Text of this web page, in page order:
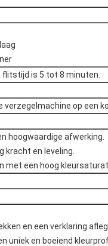
flitstijd is 5 tot 8 minuten.
verzegelmachine op een
hoogwaardige afwerking.
kracht en leveling.
met een hoog
en een verklaring
uniek en boeiend